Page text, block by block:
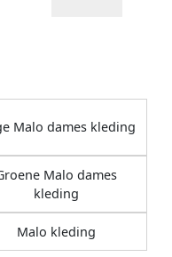
Malo dames kleding
Malo dames
kleding
Malo kleding